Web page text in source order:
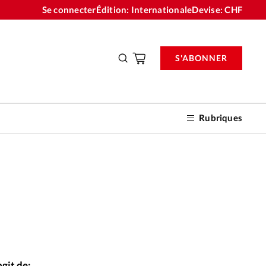
Se connecterÉdition: InternationaleDevise:CHF
Rubriques
S'ABONNER